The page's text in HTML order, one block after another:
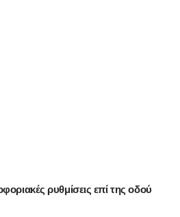
ρυθμίσεις επί της οδού